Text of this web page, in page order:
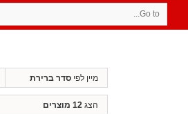
Go to...
מיין לפיסדר ברירת
מחדל
הצג12 מוצרים